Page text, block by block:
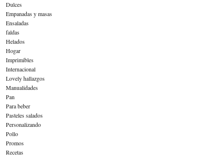
Dulces
Empanadas y masas
Ensaladas
faldas
Helados
Hogar
Imprimibles
Internacional
Lovely hallazgos
Manualidades
Pan
Para beber
Pasteles salados
Personalizando
Pollo
Promos
Recetas